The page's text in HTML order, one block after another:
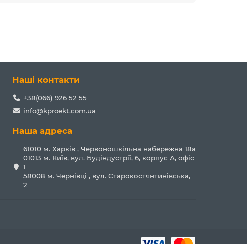
Наші контакти
+38(066) 926 52 55
info@kproekt.com.ua
Наша адреса
61010 м. Харків , Червоношкільна набережна 18а
01013 м. Київ, вул. Будіндустрії, 6, корпус А, офіс
1
58008 м. Чернівці , вул. Старокостянтинівська,
2